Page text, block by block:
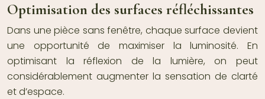
Optimisation des surfaces réfléchissantes
Dans une pièce sans fenêtre, chaque surface devient
une opportunité de maximiser la luminosité. En
optimisant la réflexion de la lumière, on peut
considérablement augmenter la sensation de clarté
et d’espace.